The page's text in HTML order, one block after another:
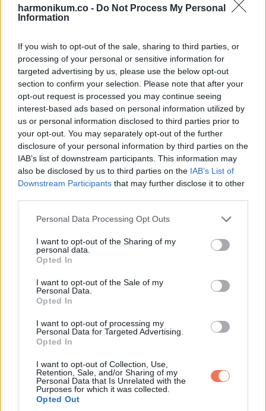
harmonikum.co - Do Not Process My Personal
Information
If you wish to opt-out of the sale, sharing to third parties, or
processing of your personal or sensitive information for
targeted advertising by us, please use the below opt-out
section to confirm your selection. Please note that after your
opt-out request is processed you may continue seeing
interest-based ads based on personal information utilized by
us or personal information disclosed to third parties prior to
your opt-out. You may separately opt-out of the further
disclosure of your personal information by third parties on the
IAB’s list of downstream participants. This information may
also be disclosed by us to third parties on the IAB’s List of
Downstream Participants that may further disclose it to other
Please note that this website/app uses one or more Google
not limited to your visit or usage behaviour. You may click to
grant or deny consent to Google and its third-party tags to
use your data for below specified purposes in below Google
consent section.
Personal Data Processing Opt Outs
I want to opt-out of the Sharing of my
personal data.
Opted In
I want to opt-out of the Sale of my
Personal Data.
Opted In
I want to opt-out of processing my
Personal Data for Targeted Advertising.
Opted In
I want to opt-out of Collection, Use,
Retention, Sale, and/or Sharing of my
Personal Data that Is Unrelated with the
Purposes for which it was collected.
Opted Out
Daniel korábban ért haza.
A hangja végigvisszhangzott a folyosón. „Lányok?”
Grace felcsillant. „Apa! Megmutattam neki anyut!”
A léptek hirtelen megálltak, aztán gyorsan közeledni
kezdtek.
Daniel megjelent a pinceajtóban, és az arca elsápadt, amikor
meglátta, hogy nyitva van.
Néhány másodpercig senki sem szólt.
Aztán rám nézett. „Mit tettél?”
A hangjától Grace összerezzent.
Eléjük álltam. „Így ne beszélj velem.”
„Azért, mert a lányod azt mondta, az anyja itt lakik lent.”
Ettől az arca azonnal megváltozott. A düh egyszerre eltűnt